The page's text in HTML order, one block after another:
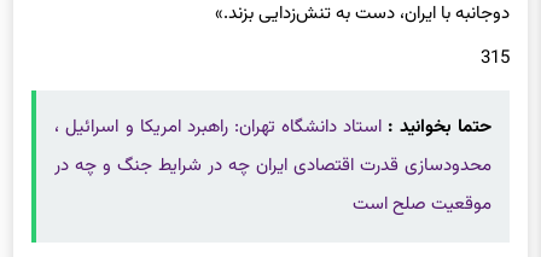
315
محدودسازی قدرت اقتصادی ایران چه در شرایط جنگ و چه در
موقعیت صلح است